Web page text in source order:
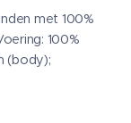
met 100%
100%
(body);